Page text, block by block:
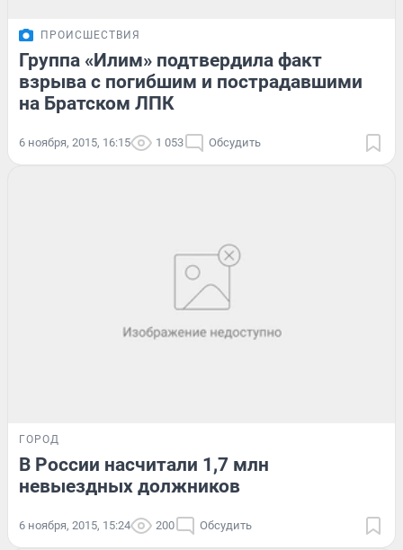
ПРОИСШЕСТВИЯ
Группа «Илим» подтвердила факт
взрыва с погибшим и пострадавшими
на Братском ЛПК
6 ноября, 2015, 16:15 1 053 Обсудить
ГОРОД
В России насчитали 1,7 млн
невыездных должников
6 ноября, 2015, 15:24 200 Обсудить